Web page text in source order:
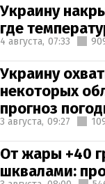
Украину
где
4 августа, 07:33
Украину
некоторых
прогноз
3 августа, 09:27
От жары +40
шквалами: